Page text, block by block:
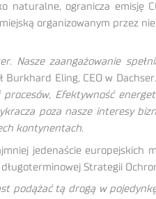
naturalne, ogranicza emisję
organizowanym przez
Nasze zaangażowanie
Burkhard Eling, CEO w
Efektywność
poza nasze interesy
kontynentach.
jedenaście
Strategii
podążać tą drogą w